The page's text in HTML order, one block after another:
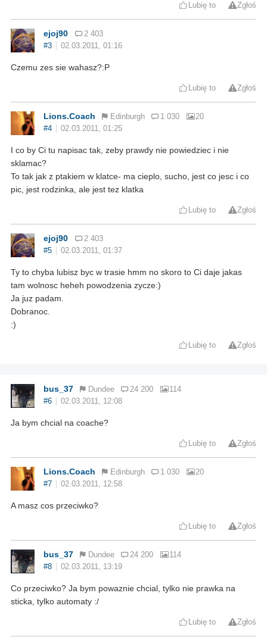
Lubię to Zgłoś
ejoj90
2 403
#3
02.03.2011, 01:16
Czemu zes sie wahasz?:P
Lubię to Zgłoś
Lions.Coach Edinburgh 1 030
20
#4
02.03.2011, 01:25
I co by Ci tu napisac tak, zeby prawdy nie powiedziec i nie
sklamac?
To tak jak z ptakiem w klatce- ma cieplo, sucho, jest co jesc i co
pic, jest rodzinka, ale jest tez klatka
Lubię to Zgłoś
ejoj90
2 403
#5
02.03.2011, 01:37
Ty to chyba lubisz byc w trasie hmm no skoro to Ci daje jakas
tam wolnosc heheh powodzenia zycze:)
Ja juz padam.
Dobranoc.
:)
Lubię to Zgłoś
bus_37 Dundee 24 200
114
#6
02.03.2011, 12:08
Ja bym chcial na coache?
Lubię to Zgłoś
Lions.Coach Edinburgh 1 030
20
#7
02.03.2011, 12:58
A masz cos przeciwko?
Lubię to Zgłoś
bus_37 Dundee 24 200
114
#8
02.03.2011, 13:19
Co przeciwko? Ja bym powaznie chcial, tylko nie prawka na
sticka, tylko automaty :/
Lubię to Zgłoś